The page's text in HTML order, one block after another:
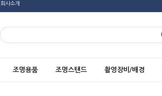
회사소개
조명용품 조명스탠드 촬영장비/배경